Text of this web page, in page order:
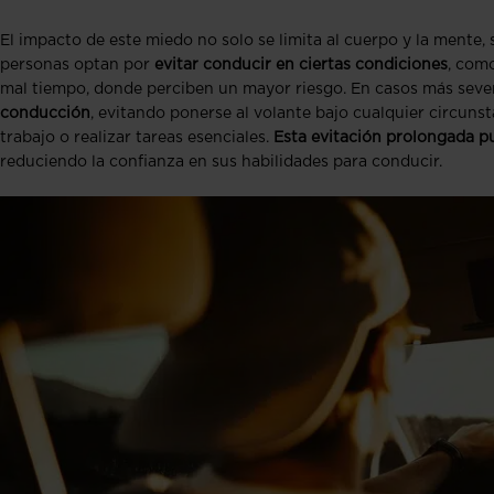
El impacto de este miedo no solo se limita al cuerpo y la mente,
personas optan por evitar conducir en ciertas condiciones,
mal tiempo, donde perciben un mayor riesgo. En casos más
conducción, evitando ponerse al volante bajo cualquier
trabajo o realizar tareas esenciales. Esta evitación prolongada
reduciendo la confianza en sus habilidades para conducir.